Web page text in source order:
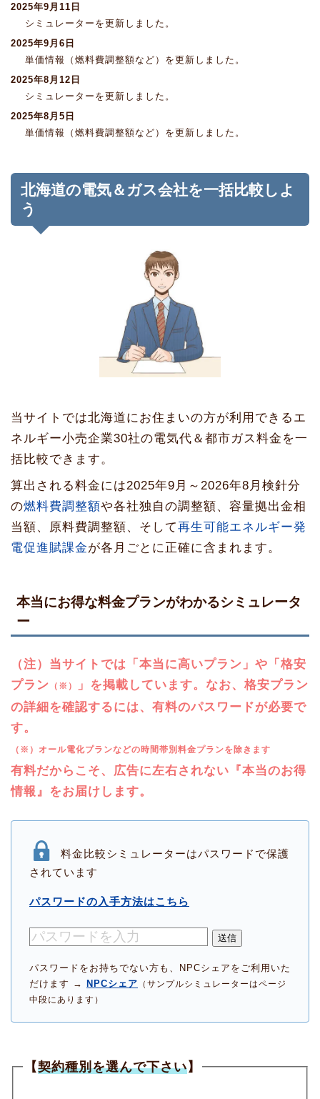
2025年9月11日
シミュレーターを更新しました。
2025年9月6日
単価情報（燃料費調整額など）を更新しました。
2025年8月12日
シミュレーターを更新しました。
2025年8月5日
単価情報（燃料費調整額など）を更新しました。
北海道の電気＆ガス会社を一括比較しよ
う
当サイトでは北海道にお住まいの方が利用できるエ
ネルギー小売企業30社の電気代＆都市ガス料金を一
括比較できます。
算出される料金には2025年9月～2026年8月検針分
の燃料費調整額や各社独自の調整額、容量拠出金相
当額、原料費調整額、そして再生可能エネルギー発
電促進賦課金が各月ごとに正確に含まれます。
本当にお得な料金プランがわかるシミュレータ
ー
（注）当サイトでは「本当に高いプラン」や「格安
プラン （※）
」を掲載しています。なお、格安プラン
の詳細を確認するには、有料のパスワードが必要で
す。
（※）オール電化プランなどの時間帯別料金プランを除きます
有料だからこそ、広告に左右されない『本当のお得
情報』をお届けします。
料金比較シミュレーターはパスワードで保護
されています
パスワードの入手方法はこちら
送信
パスワードをお持ちでない方も、NPCシェアをご利用いた
だけます →
NPCシェア （サンプルシミュレーターはページ
中段にあります）
【契約種別を選んで下さい】